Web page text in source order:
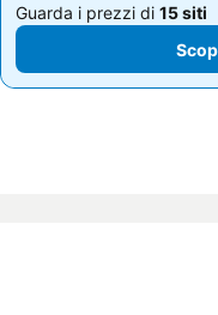
Guarda i prezzi di 15 siti
Guarda i prezzi di 15 siti